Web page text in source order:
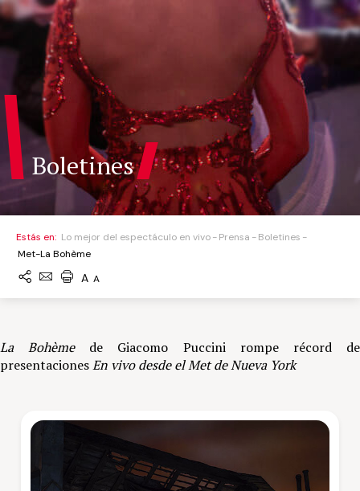
Boletines
Estás en: Lo mejor del espectáculo en vivo Prensa
Boletines
Met-La Bohème
A A
La Bohèmede Giacomo Puccini rompe récord de
presentacionesEn vivo desde el Met de Nueva York